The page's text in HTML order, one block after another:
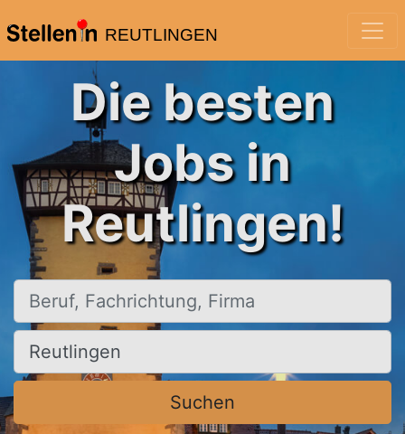
REUTLINGEN
Die besten
Jobs in
Reutlingen!
Beruf, Fachrichtung, Firma
Ort, Stadt
Suchen